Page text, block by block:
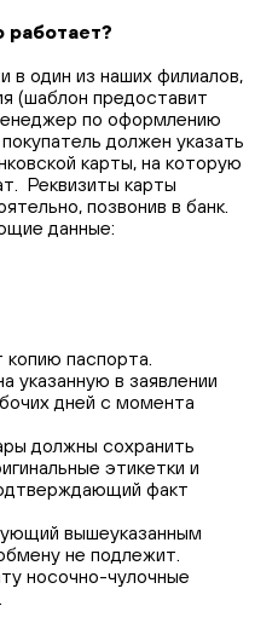
работает?
в один из наших филиалов,
(шаблон предоставит
по оформлению
должен указать
карты, на которую
Реквизиты карты
позвонив в банк.
данные:
копию паспорта.
указанную в заявлении
дней с момента
должны сохранить
этикетки и
факт
вышеуказанным
не подлежит.
носочно-чулочные